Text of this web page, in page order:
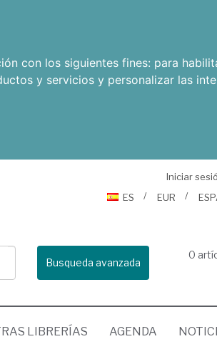
con los siguientes fines: para
y servicios y personalizar las
Iniciar
ES
EUR
Busqueda avanzada
0
LIBRERÍAS AGENDA